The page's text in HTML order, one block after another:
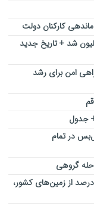
کارکنان دولت
کمیته امداد و بهزیستی ۲ میلیون شد + تاریخ جدید
امن برای رشد
در تمام
دسترسی به زمین در بخش معدن/ تنها ۵ درصد از زمین‌های کشور،